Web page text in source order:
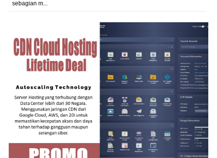
sebagian m...